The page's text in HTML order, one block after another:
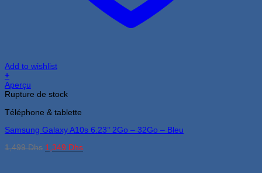
Add to wishlist
+
Aperçu
Rupture de stock
Téléphone & tablette
Samsung Galaxy A10s 6.23’’ 2Go – 32Go – Bleu
1,499Dhs Le
1,349 DhsLe